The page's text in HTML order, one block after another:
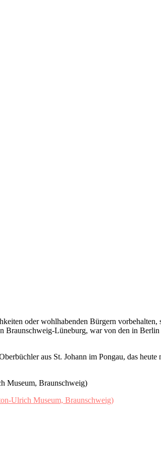
oder wohlhabenden Bürgern
Lüneburg, war von den in
aus St. Johann im Pongau, das
Museum, Braunschweig)